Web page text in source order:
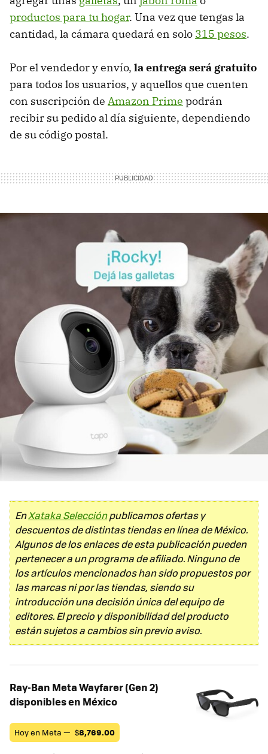
productos para tu hogar. Una vez que tengas la
cantidad, la cámara quedará en solo 315 pesos.
Por el vendedor y envío, la entrega será gratuito
para todos los usuarios, y aquellos que cuenten
con suscripción de Amazon Prime podrán
recibir su pedido al día siguiente, dependiendo
de su código postal.
EnXataka Selecciónpublicamos ofertas y
descuentos de distintas tiendas en línea de México.
Algunos de los enlaces de esta publicación pueden
pertenecer a un programa de afiliado. Ninguno de
los artículos mencionados han sido propuestos por
las marcas ni por las tiendas, siendo su
introducción una decisión única del equipo de
editores. El precio y disponibilidad del producto
están sujetos a cambios sin previo aviso.
Ray-Ban Meta Wayfarer (Gen 2)
disponibles en México
Hoy en Meta — $8,769.00